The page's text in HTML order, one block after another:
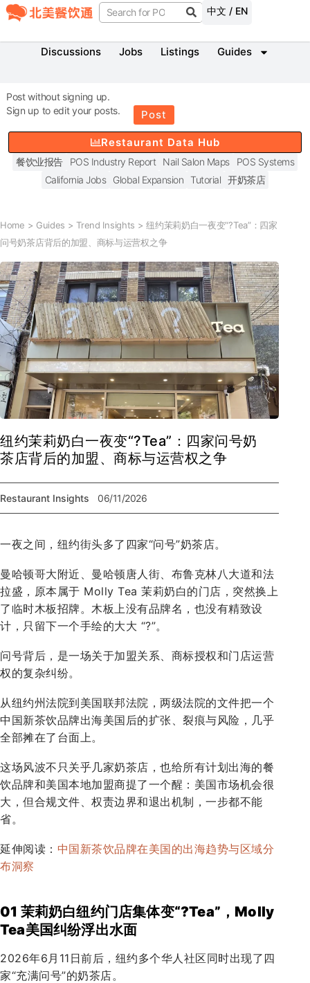
中文 / EN
Discussions Jobs Listings Guides
Post without signing up.
Sign up to edit your posts.
Post
Restaurant Data Hub
餐饮业报告 POS Industry Report Nail Salon Maps
POS Systems
California Jobs
Global Expansion Tutorial 开奶茶店
Home > Guides > Trend Insights >纽约茉莉奶白一夜变“?Tea”：四家
问号奶茶店背后的加盟、商标与运营权之争
纽约茉莉奶白一夜变“?Tea”：四家问号奶
茶店背后的加盟、商标与运营权之争
Restaurant Insights 06/11/2026
一夜之间，纽约街头多了四家“问号”奶茶店。
曼哈顿哥大附近、曼哈顿唐人街、布鲁克林八大道和法
拉盛，原本属于 Molly Tea 茉莉奶白的门店，突然换上
了临时木板招牌。木板上没有品牌名，也没有精致设
计，只留下一个手绘的大大 “?”。
问号背后，是一场关于加盟关系、商标授权和门店运营
权的复杂纠纷。
从纽约州法院到美国联邦法院，两级法院的文件把一个
中国新茶饮品牌出海美国后的扩张、裂痕与风险，几乎
全部摊在了台面上。
这场风波不只关乎几家奶茶店，也给所有计划出海的餐
饮品牌和美国本地加盟商提了一个醒：美国市场机会很
大，但合规文件、权责边界和退出机制，一步都不能
省。
延伸阅读： 中国新茶饮品牌在美国的出海趋势与区域分
布洞察
01 茉莉奶白纽约门店集体变“?Tea”，Molly
Tea美国纠纷浮出水面
2026年6月11日前后，纽约多个华人社区同时出现了四
家“充满问号”的奶茶店。